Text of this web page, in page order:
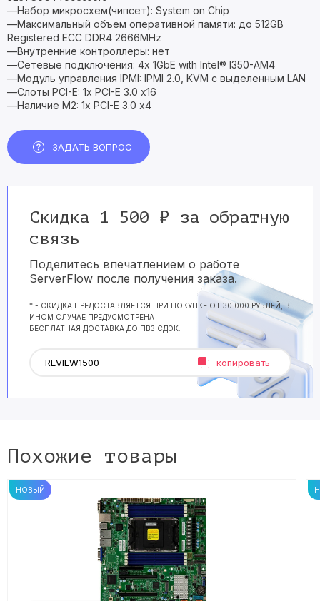
—Набор микросхем(чипсет): System on Chip
—Максимальный объем оперативной памяти: до 512GB
Registered ECC DDR4 2666MHz
—Внутренние контроллеры: нет
—Сетевые подключения: 4x 1GbE with Intel® I350-AM4
—Модуль управления IPMI: IPMI 2.0, KVM с выделенным LAN
—Слоты PCI-E: 1x PCI-E 3.0 x16
—Наличие M2: 1x PCI-E 3.0 x4
ЗАДАТЬ ВОПРОС
Скидка 1 500 ₽ за обратную
связь
Поделитесь впечатлением о работе
ServerFlow после получения заказа.
* - СКИДКА ПРЕДОСТАВЛЯЕТСЯ ПРИ ПОКУПКЕ ОТ 30 000 РУБЛЕЙ, В
ИНОМ СЛУЧАЕ ПРЕДУСМОТРЕНА
БЕСПЛАТНАЯ ДОСТАВКА ДО ПВЗ СДЭК.
копировать
Похожие товары
НОВЫЙ